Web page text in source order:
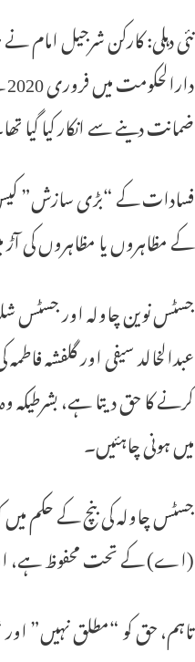
نئی دہلی: کارکن شرجیل امام
ضمانت دینے سے انکار کیا گیا
فسادات کے “بڑی سازش” کیس
کے مظاہروں یا مظاہروں کی
جسٹس نوین چاولہ اور جسٹس
عبدالخالد سیفی اور گلفشہ
کرنے کا حق دیتا ہے،
میں ہونی چاہئیں۔
(اے) کے تحت محفوظ ہے، اور
تاہم، حق کو “مطلق نہیں”